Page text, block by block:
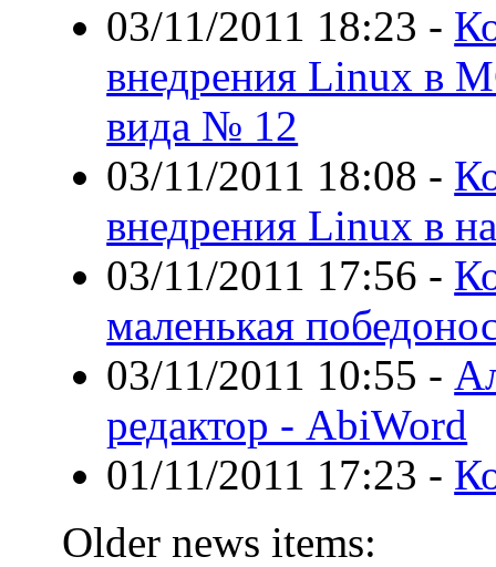
03/11/2011 18:23 -
внедрения Linux в
вида № 12
03/11/2011 18:08 -
внедрения Linux в
03/11/2011 17:56 -
маленькая
03/11/2011 10:55 -
редактор - AbiWord
01/11/2011 17:23 -
Older news items: